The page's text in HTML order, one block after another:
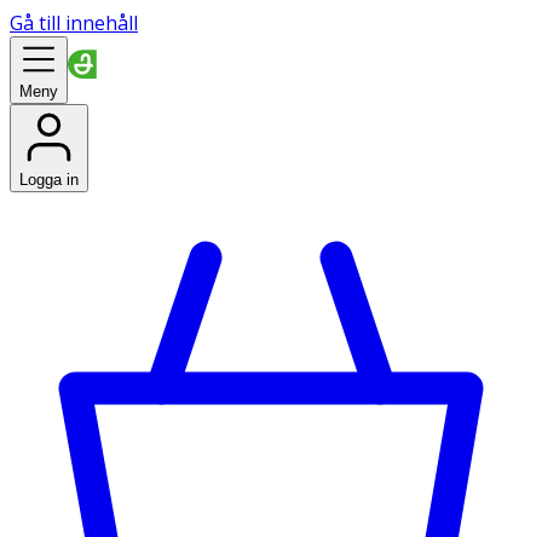
Gå till innehåll
Meny
Logga in